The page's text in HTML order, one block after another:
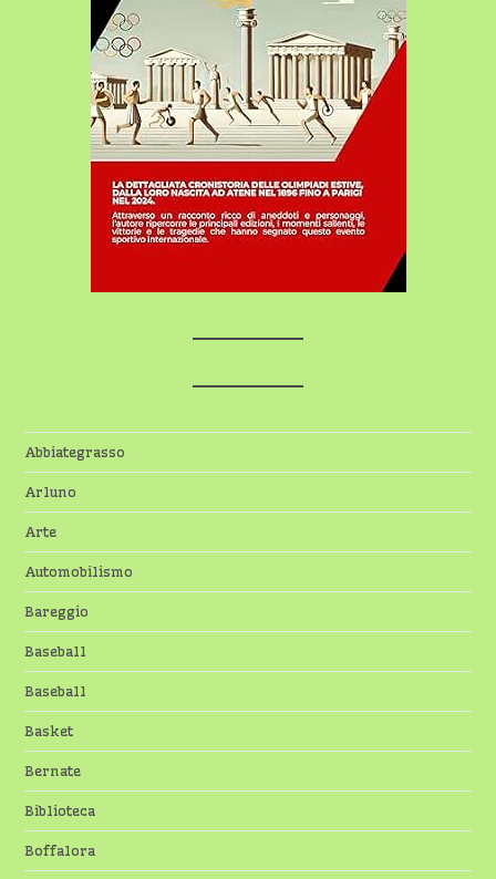
Abbiategrasso
Arluno
Arte
Automobilismo
Bareggio
Baseball
Baseball
Basket
Bernate
Biblioteca
Boffalora